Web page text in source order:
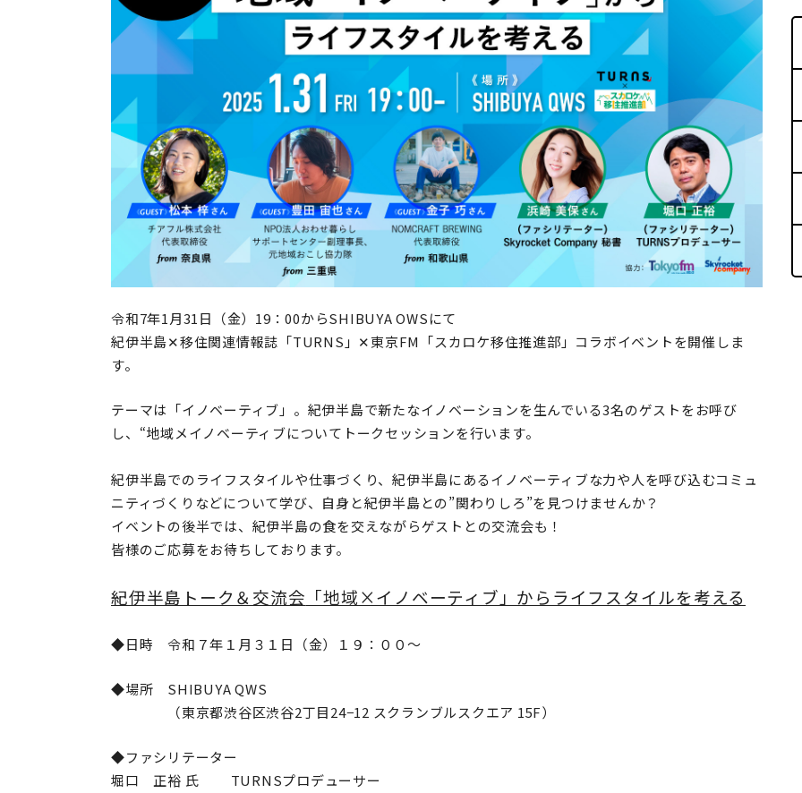
令和7年1月31日（金）19：00からSHIBUYA OWSにて
紀伊半島✕移住関連情報誌「TURNS」✕東京FM「スカロケ移住推進部」コラボイベントを開催しま
す。
テーマは「イノベーティブ」。 紀伊半島で新たなイノベーションを生んでいる3名のゲストをお呼び
し、 “地域メイノベーティブについてトークセッションを行います。
紀伊半島でのライフスタイルや仕事づくり、紀伊半島にあるイノベーティブな力や人を呼び込むコミュ
ニティづくりなどについて学び、自身と紀伊半島との”関わりしろ”を見つけませんか？
イベントの後半では、紀伊半島の食を交えながらゲストとの交流会も！
皆様のご応募をお待ちしております。
紀伊半島トーク＆交流会 「地域×イノベーティブ」からライフスタイルを考える
◆日時 令和７年１月３１日（金）１９：００～
◆場所 SHIBUYA QWS
（東京都渋谷区渋谷2丁目24−12 スクランブルスクエア 15F）
◆ファシリテーター
堀口 正裕 氏
TURNSプロデューサー